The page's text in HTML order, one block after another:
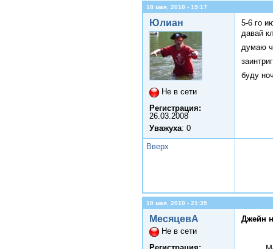
18 мая, 2010 - 19:17
Юлиан
Не в сети
Регистрация:
26.03.2008
Уважуха: 0
5-6 го
давай
думаю
буду
Вверх
18 мая, 2010 - 21:35
МесяцевА
Не в сети
Джейн